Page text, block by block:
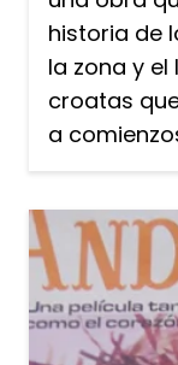
historia de
la zona y
croatas
a